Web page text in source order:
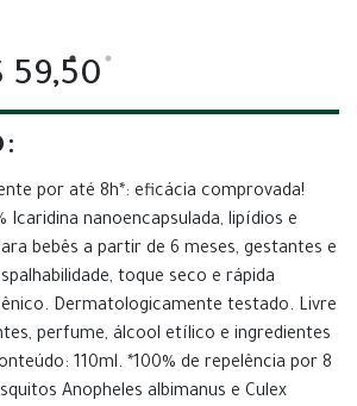
59,50
por até 8h*: eficácia comprovada!
Icaridina nanoencapsulada, lipídios e
bebês a partir de 6 meses, gestantes e
toque seco e rápida
Dermatologicamente testado. Livre
perfume, álcool etílico e ingredientes
110ml. *100% de repelência por 8
Anopheles albimanus e Culex